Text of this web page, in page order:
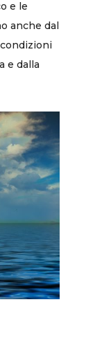
e le
anche dal
e dalla